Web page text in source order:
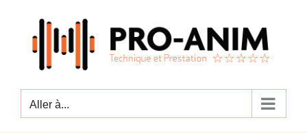
contenu
Aller à...